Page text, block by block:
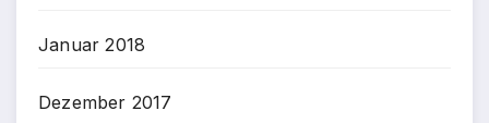
Januar 2018
Dezember 2017